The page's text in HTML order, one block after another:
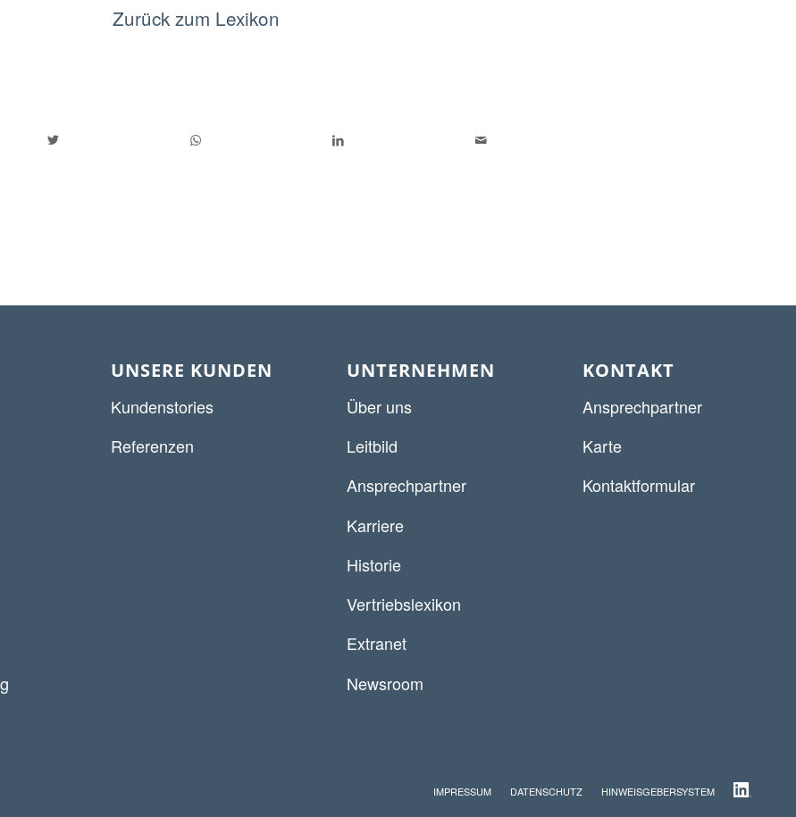
Zurück zum Lexikon
UNSERE KUNDEN
Kundenstories
Referenzen
UNTERNEHMEN
Über uns
Leitbild
Ansprechpartner
Karriere
Historie
Vertriebslexikon
Extranet
Newsroom
KONTAKT
Ansprechpartner
Karte
Kontaktformular
IMPRESSUM DATENSCHUTZ HINWEISGEBERSYSTEM